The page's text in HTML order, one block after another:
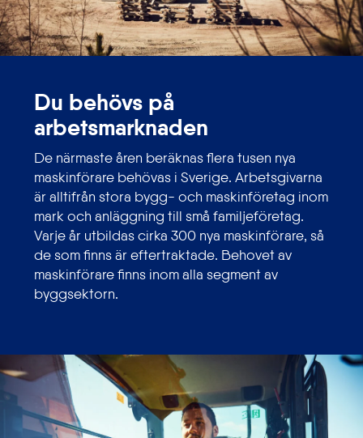
Du behövs på
arbetsmarknaden
De närmaste åren beräknas flera tusen nya
maskinförare behövas i Sverige. Arbetsgivarna
är alltifrån stora bygg- och maskinföretag inom
mark och anläggning till små familjeföretag.
Varje år utbildas cirka 300 nya maskinförare, så
de som finns är eftertraktade. Behovet av
maskinförare finns inom alla segment av
byggsektorn.